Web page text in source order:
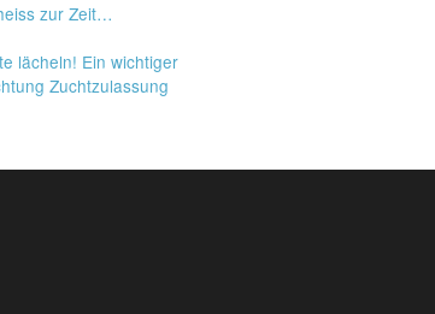
zur Zeit…
lächeln! Ein wichtiger
Zuchtzulassung